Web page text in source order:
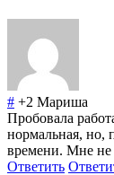
# +2 Мариша
Пробовала
нормальная, но,
времени. Мне не
Ответить